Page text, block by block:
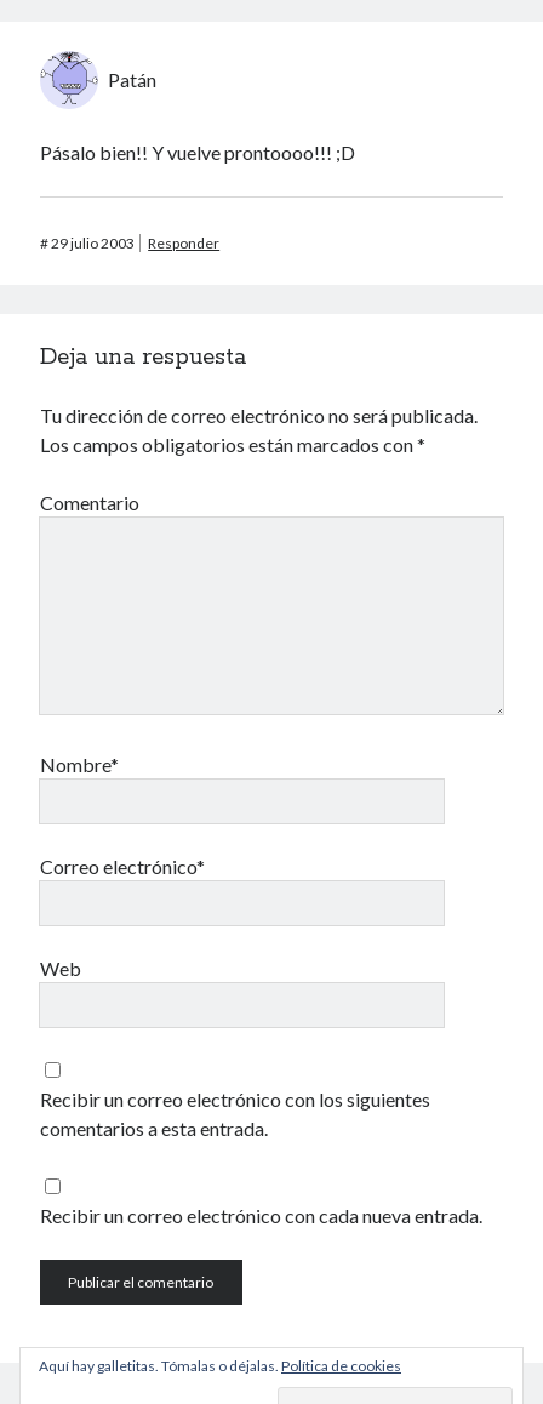
Patán
Pásalo bien!! Y vuelve prontoooo!!! ;D
#29 julio 2003 Responder
Deja una respuesta
Tu dirección de correo electrónico no será publicada.
Los campos obligatorios están marcados con*
Comentario
Nombre*
Correo electrónico*
Web
Recibir un correo electrónico con los siguientes
comentarios a esta entrada.
Recibir un correo electrónico con cada nueva entrada.
Aquí hay galletitas. Tómalas o déjalas. Política de cookies